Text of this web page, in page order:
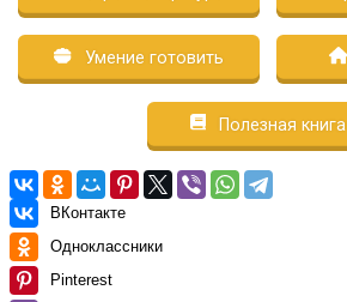
Умение готовить
Полезная книга
ВКонтакте
Одноклассники
Pinterest